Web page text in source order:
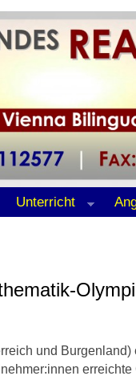
Unterricht
und